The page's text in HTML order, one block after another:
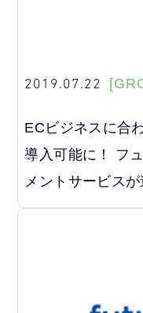
2019.07.22
ECビジネスに合
導入可能に！ フ
メントサービス